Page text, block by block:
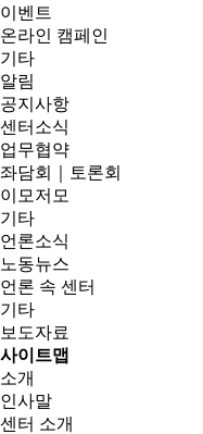
이벤트
온라인 캠페인
기타
알림
공지사항
센터소식
업무협약
좌담회｜토론회
이모저모
기타
언론소식
노동뉴스
언론 속 센터
기타
보도자료
사이트맵
소개
인사말
센터 소개